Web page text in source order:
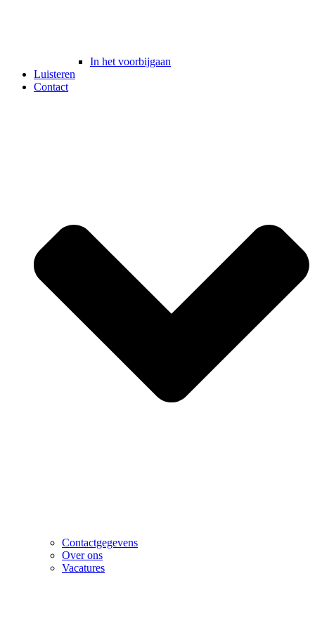
In het voorbijgaan
Luisteren
Contact
Contactgegevens
Over ons
Vacatures